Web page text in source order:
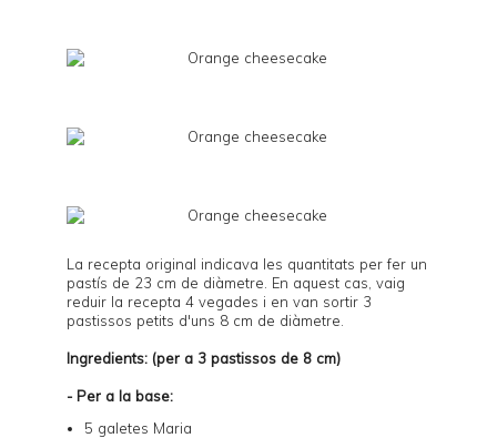
La recepta original indicava les quantitats per fer un
pastís de 23 cm de diàmetre. En aquest cas, vaig
reduir la recepta 4 vegades i en van sortir 3
pastissos petits d'uns 8 cm de diàmetre.
Ingredients: (per a 3 pastissos de 8 cm)
- Per a la base:
5 galetes Maria